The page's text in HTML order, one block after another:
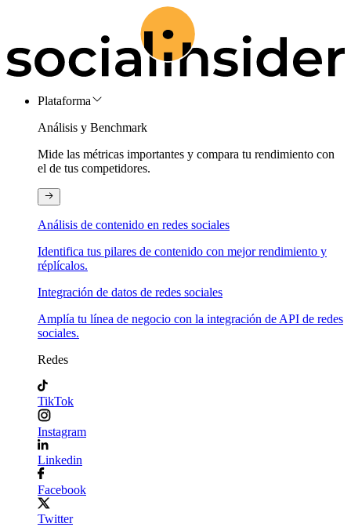
Plataforma
Análisis y Benchmark
Mide las métricas importantes y compara tu rendimiento con
el de tus competidores.
Análisis de contenido en redes sociales
Identifica tus pilares de contenido con mejor rendimiento y
réplícalos.
Integración de datos de redes sociales
Amplía tu línea de negocio con la integración de API de redes
sociales.
Redes
TikTok
Instagram
Linkedin
Facebook
Twitter